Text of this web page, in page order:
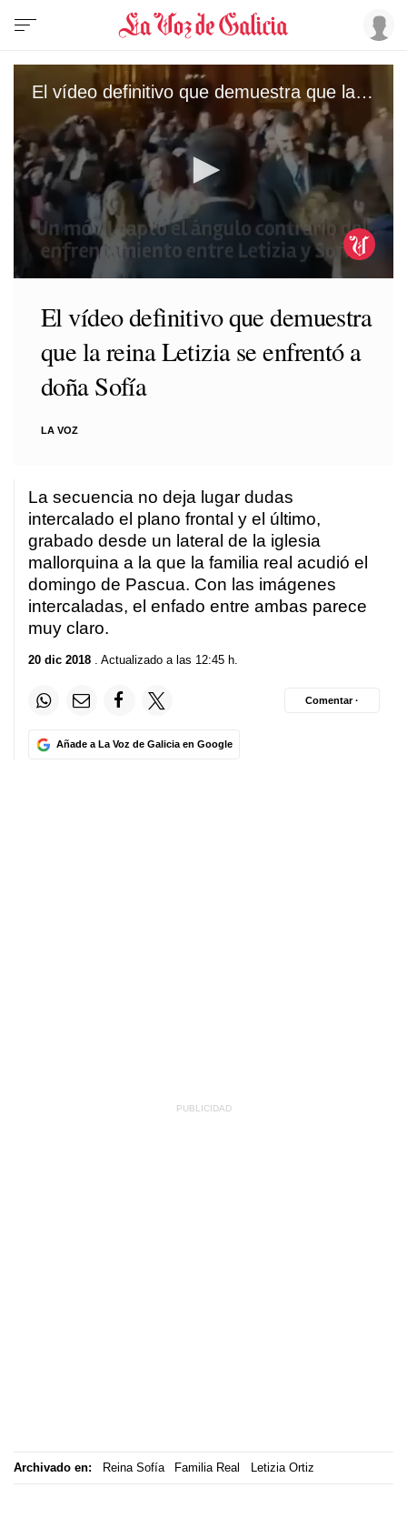
El vídeo definitivo que demuestra que la reina Letizia se enfrentó a doña Sofía
seconds
El vídeo definitivo que demuestra
que la reina Letizia se enfrentó a
doña Sofía
LA VOZ
La secuencia no deja lugar dudas
intercalado el plano frontal y el último,
grabado desde un lateral de la iglesia
mallorquina a la que la familia real acudió el
domingo de Pascua. Con las imágenes
intercaladas, el enfado entre ambas parece
muy claro.
20 dic 2018 . Actualizado a las 12:45 h.
Añade a La Voz de Galicia en Google
Comentar ·
Archivado en: Reina Sofía Familia Real Letizia Ortiz